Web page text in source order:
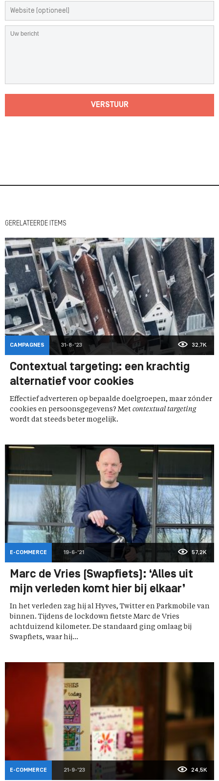
VERSTUUR
GERELATEERDE ITEMS
CAMPAGNES 31-8-'23 32,7K
Contextual targeting: een krachtig
alternatief voor cookies
Effectief adverteren op bepaalde doelgroepen, maar zónder
cookies en persoonsgegevens? Met contextual targeting
wordt dat steeds beter mogelijk.
E-COMMERCE 19-6-'21 57,2K
Marc de Vries (Swapfiets): ‘Alles uit
mijn verleden komt hier bij elkaar’
In het verleden zag hij al Hyves, Twitter en Parkmobile van
binnen. Tijdens de lockdown fietste Marc de Vries
achtduizend kilometer. De standaard ging omlaag bij
Swapfiets, waar hij...
E-COMMERCE 21-9-'23 24,5K